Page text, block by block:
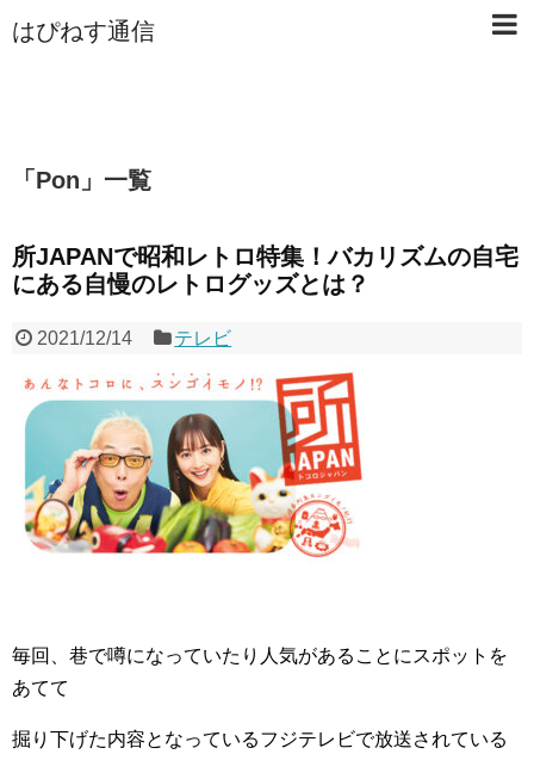
はぴねす通信
「 Pon 」 一覧
所JAPANで昭和レトロ特集！バカリズムの自宅
にある自慢のレトログッズとは？
2021/12/14 テレビ
毎回、巷で噂になっていたり人気があることにスポットを
あてて
掘り下げた内容となっているフジテレビで放送されている